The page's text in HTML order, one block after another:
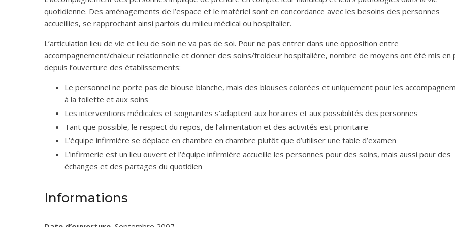
quotidienne. Des aménagements de l’espace et le matériel sont en concordance avec les besoins des personnes
accueillies, se rapprochant ainsi parfois du milieu médical ou hospitalier.
L’articulation lieu de vie et lieu de soin ne va pas de soi. Pour ne pas entrer dans une opposition entre
accompagnement/chaleur relationnelle et donner des soins/froideur hospitalière, nombre de moyens ont été mis en
depuis l’ouverture des établissements:
Le personnel ne porte pas de blouse blanche, mais des blouses colorées et uniquement pour les
à la toilette et aux soins
Les interventions médicales et soignantes s’adaptent aux horaires et aux possibilités des personnes
Tant que possible, le respect du repos, de l’alimentation et des activités est prioritaire
L’équipe infirmière se déplace en chambre en chambre plutôt que d’utiliser une table d’examen
L’infirmerie est un lieu ouvert et l’équipe infirmière accueille les personnes pour des soins, mais aussi pour des
échanges et des partages du quotidien
Informations